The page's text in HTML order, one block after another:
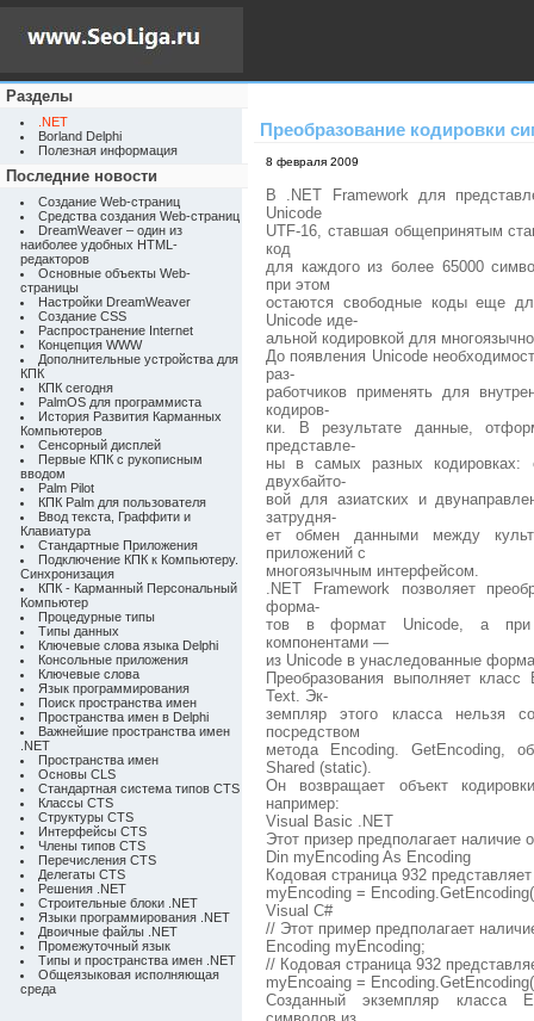
Разделы
.NET
Borland Delphi
Полезная информация
Последние новости
Создание Web-страниц
Средства создания Web-страниц
DreamWeaver – один из
наиболее удобных HTML-
редакторов
Основные объекты Web-
страницы
Настройки DreamWeaver
Создание CSS
Распространение Internet
Концепция WWW
Дополнительные устройства для
КПК
КПК сегодня
PalmOS для программиста
История Развития Карманных
Компьютеров
Сенсорный дисплей
Первые КПК с рукописным
вводом
Palm Pilot
КПК Palm для пользователя
Ввод текста, Граффити и
Клавиатура
Стандартные Приложения
Подключение КПК к Компьютеру.
Синхронизация
КПК - Карманный Персональный
Компьютер
Процедурные типы
Типы данных
Ключевые слова языка Delphi
Консольные приложения
Ключевые слова
Язык программирования
Поиск пространства имен
Пространства имен в Delphi
Важнейшие пространства имен
.NET
Пространства имен
Основы CLS
Стандартная система типов CTS
Классы CTS
Структуры CTS
Интерфейсы CTS
Члены типов CTS
Перечисления CTS
Делегаты CTS
Решения .NET
Строительные блоки .NET
Языки программирования .NET
Двоичные файлы .NET
Промежуточный язык
Типы и пространства имен .NET
Общеязыковая исполняющая
среда
Преобразование кодировки
8 февраля 2009
В .NET Framework для
Unicode
UTF-16, ставшая общепринятым
код
для каждого из более 65000
при этом
остаются свободные коды еще
Unicode иде-
альной кодировкой для
До появления Unicode
раз-
работчиков применять для
кодиров-
ки. В результате данные,
представле-
ны в самых разных кодировках:
двухбайто-
вой для азиатских и
затрудня-
ет обмен данными между
приложений с
многоязычным интерфейсом.
.NET Framework позволяет
форма-
тов в формат Unicode, а при
компонентами —
из Unicode в унаследованные
Преобразования выполняет
Text. Эк-
земпляр этого класса нельзя
посредством
метода Encoding. GetEncoding,
Shared (static).
Он возвращает объект
например:
Visual Basic .NET
Этот призер предполагает наличие
Din myEncoding As Encoding
Кодовая страница 932
myEncoding =
Visual C#
// Этот пример предполагает
Encoding myEncoding;
// Кодовая страница 932
myEncoaing =
Созданный экземпляр класса